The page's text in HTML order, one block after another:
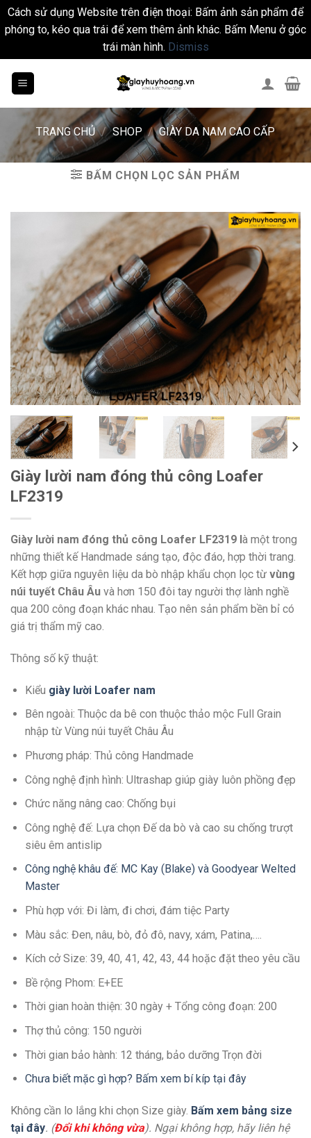
Cách sử dụng Website trên điện thoại: Bấm ảnh sản phẩm để
phóng to, kéo qua trái để xem thêm ảnh khác. Bấm Menu ở góc
trái màn hình. Dismiss
TRANG CHỦ / SHOP / GIÀY DA NAM CAO CẤP
BẤM CHỌN LỌC SẢN PHẨM
Giày lười nam đóng thủ công Loafer
LF2319
Giày lười nam đóng thủ công Loafer LF2319 l à một trong
những thiết kế Handmade sáng tạo, độc đáo, hợp thời trang.
Kết hợp giữa nguyên liệu da bò nhập khẩu chọn lọc từ vùng
núi tuyết Châu Âu và hơn 150 đôi tay người thợ lành nghề
qua 200 công đoạn khác nhau. Tạo nên sản phẩm bền bỉ có
giá trị thẩm mỹ cao.
Thông số kỹ thuật:
Kiểu giày lười Loafer nam
Bên ngoài: Thuộc da bê con thuộc thảo mộc Full Grain
nhập từ Vùng núi tuyết Châu Âu
Phương pháp: Thủ công Handmade
Công nghệ định hình: Ultrashap giúp giày luôn phồng đẹp
Chức năng nâng cao: Chống bụi
Công nghệ đế: Lựa chọn Đế da bò và cao su chống trượt
siêu êm antislip
Công nghệ khâu đế: MC Kay (Blake) và Goodyear Welted
Master
Phù hợp với: Đi làm, đi chơi, đám tiệc Party
Màu sắc: Đen, nâu, bò, đỏ đô, navy, xám, Patina,….
Kích cở Size: 39, 40, 41, 42, 43, 44 hoặc đặt theo yêu cầu
Bề rộng Phom: E+EE
Thời gian hoàn thiện: 30 ngày + Tổng công đoạn: 200
Thợ thủ công: 150 người
Thời gian bảo hành: 12 tháng, bảo dưỡng Trọn đời
Chưa biết mặc gì hợp? Bấm xem bí kíp tại đây
Không cần lo lắng khi chọn Size giày. Bấm xem bảng size
tại đây. (Đổi khi không vừa). Ngại không hợp, hãy liên hệ